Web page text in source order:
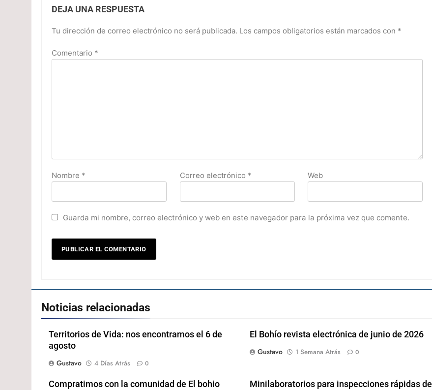
DEJA UNA RESPUESTA
Tu dirección de correo electrónico no será publicada. Los campos obligatorios están marcados con *
Comentario *
Nombre * Correo electrónico * Web
Guarda mi nombre, correo electrónico y web en este navegador para la próxima vez que comente.
Noticias relacionadas
Territorios de Vida: nos encontramos el 6 de
agosto
Gustavo
4 Días Atrás 0
El Bohío revista electrónica de junio de 2026
Gustavo
1 Semana Atrás 0
Compratimos con la comunidad de El bohio
Minilaboratorios para inspecciones rápidas de